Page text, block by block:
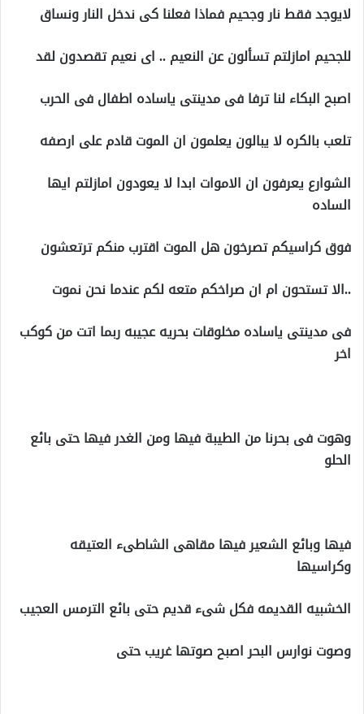
لايوجد فقط نار وجحيم فماذا فعلنا كى ندخل النار ونساق
للجحيم امازلتم تسألون عن النعيم .. اى نعيم تقصدون لقد
اصبح البكاء لنا ترفا فى مدينتى ياساده اطفال فى الحرب
تلعب بالكره لا يبالون يعلمون ان الموت قادم على ارصفه
الشوارع يعرفون ان الاموات ابدا لا يعودون امازلتم ايها
الساده
فوق كراسيكم تصرخون هل الموت اقترب منكم ترتعشون
..الا تستحون ام ان صراخكم متعه لكم عندما نحن نموت
فى مدينتى ياساده مخلوقات بحريه عجيبه ربما اتت من كوكب
اخر
وهوت فى بحرنا من الطيبة فيها ومن الغدر فيها حتى بائع
الحلو
فيها وبائع الشعير فيها مقاهى الشاطىء العتيقه
وكراسيها
الخشبيه القديمه فكل شىء قديم حتى بائع الترمس العجيب
وصوت نوارس البحر اصبح صوتها غريب حتى